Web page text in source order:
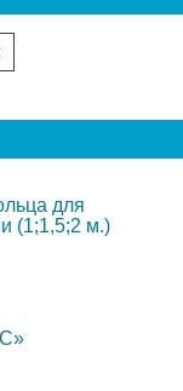
для
(1;1,5;2 м.)